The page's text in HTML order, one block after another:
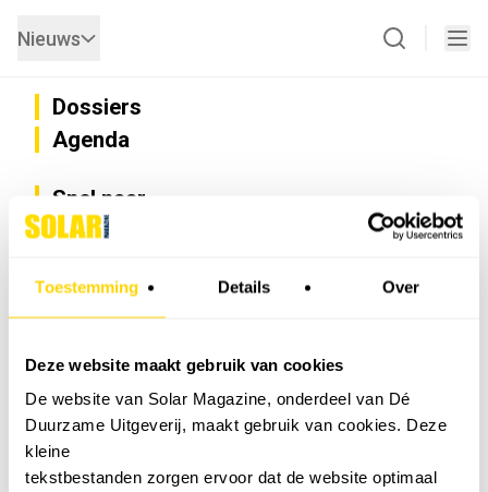
Toestemming Details Over
Deze website maakt gebruik van cookies
De website van Solar Magazine, onderdeel van Dé
Duurzame Uitgeverij, maakt gebruik van cookies. Deze
kleine
tekstbestanden zorgen ervoor dat de website optimaal
Nieuws
Dossiers
Agenda
Snel naar
Privacy
Nieuwsbrief
Vacatures
Installateurzoeker
Cookievoorkeuren wijzigen
English